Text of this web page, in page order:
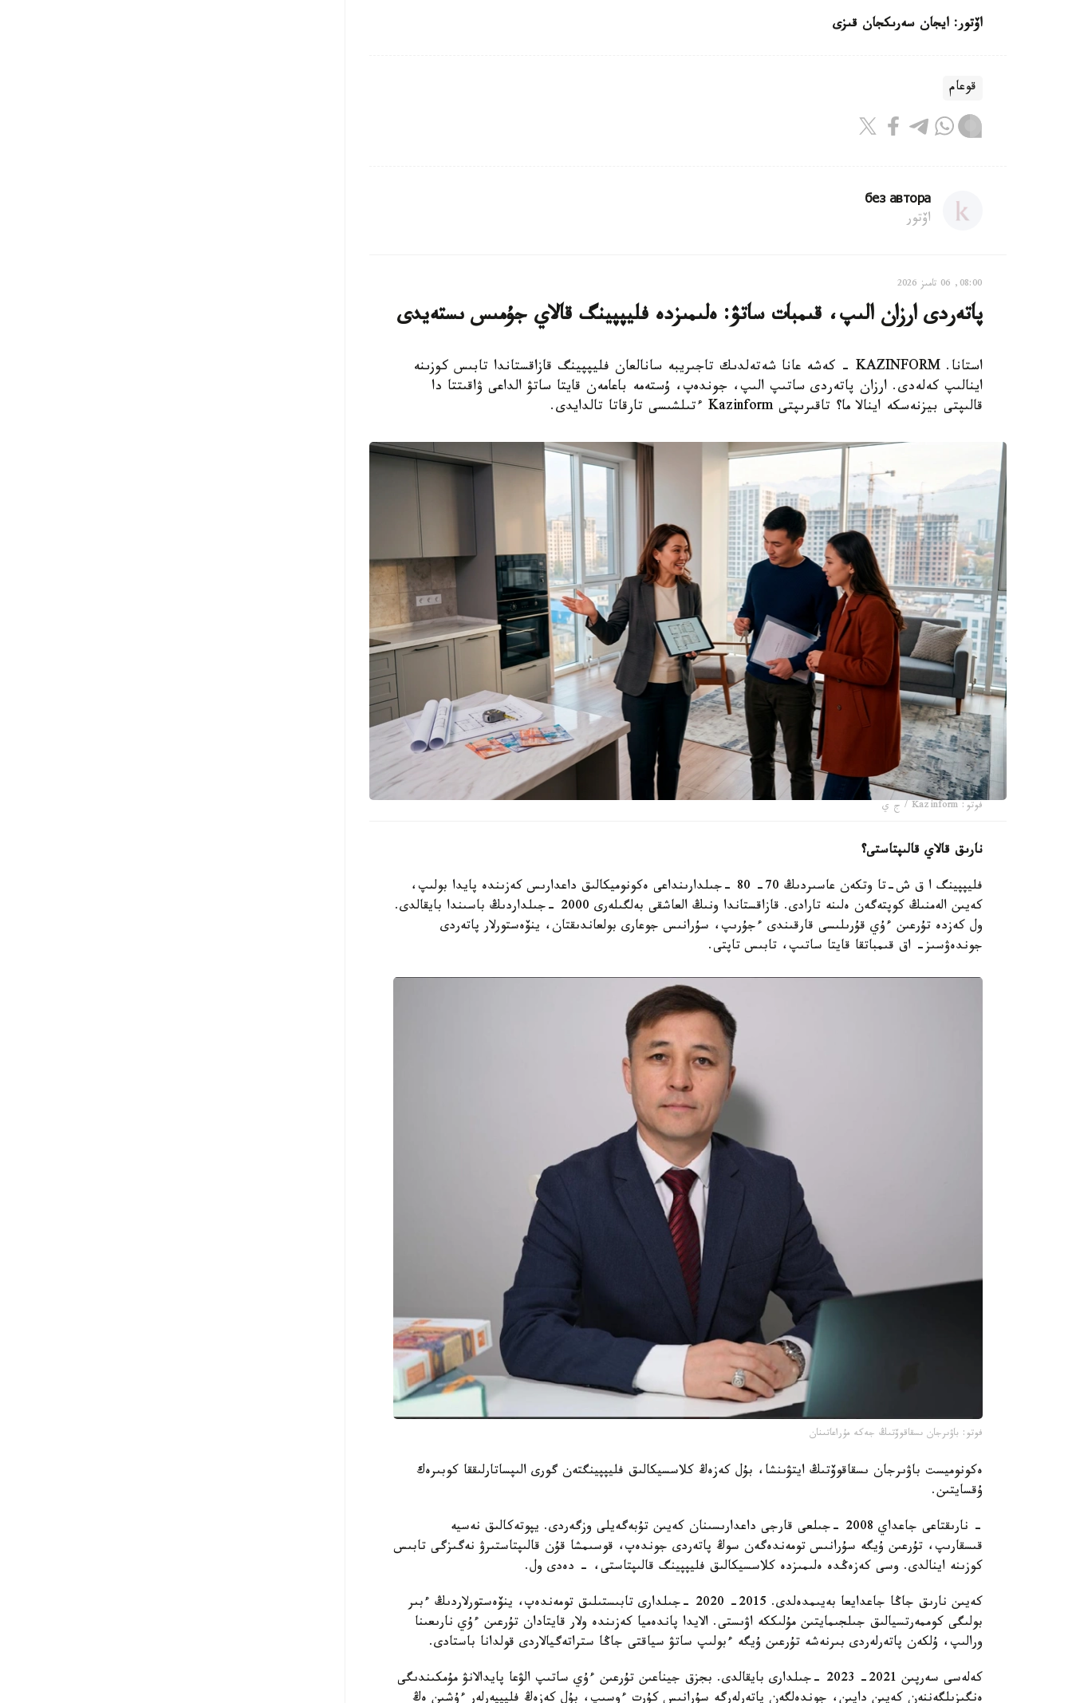
اۆتور: ايجان سەرىكجان قىزى
قوعام
без автора
اۆتور
08:00, 06 تامىز 2026
پاتەردى ارزان الىپ، قىمبات ساتۋ: ەلىمىزدە فليپپينگ قالاي جۇمىس ىستەيدى
استانا. KAZINFORM - كەشە عانا شەتەلدىك تاجىريبە سانالعان فليپپينگ قازاقستاندا تابىس كوزىنە
اينالىپ كەلەدى. ارزان پاتەردى ساتىپ الىپ، جوندەپ، ۇستەمە باعامەن قايتا ساتۋ الداعى ۋاقىتتا دا
قالىپتى بيزنەسكە اينالا ما؟ تاقىرىپتى Kazinform ءتىلشىسى تارقاتا تالدايدى.
فوتو: Kazinform / ج ي
نارىق قالاي قالىپتاستى؟
فليپپينگ ا ق ش-تا وتكەن عاسىردىڭ 70- 80 -جىلدارىنداعى ەكونوميكالىق داعدارىس كەزىندە پايدا بولىپ،
كەيىن الەمنىڭ كوپتەگەن ەلىنە تارادى. قازاقستاندا ونىڭ العاشقى بەلگىلەرى 2000 -جىلداردىڭ باسىندا بايقالدى.
ول كەزدە تۇرعىن ءۇي قۇرىلىسى قارقىندى ءجۇرىپ، سۇرانىس جوعارى بولعاندىقتان، ينۆەستورلار پاتەردى
جوندەۋسىز- اق قىمباتقا قايتا ساتىپ، تابىس تاپتى.
فوتو: باۋىرجان ىسقاقوۆتىڭ جەكە مۇراعاتىنان
ەكونوميست باۋىرجان ىسقاقوۆتىڭ ايتۋىنشا، بۇل كەزەڭ كلاسسيكالىق فليپپينگتەن گورى الىپساتارلىققا كوبىرەك
ۇقسايتىن.
- نارىقتاعى جاعداي 2008 -جىلعى قارجى داعدارىسىنان كەيىن تۇبەگەيلى وزگەردى. يپوتەكالىق نەسيە
قىسقارىپ، تۇرعىن ۇيگە سۇرانىس تومەندەگەن سوڭ پاتەردى جوندەپ، قوسىمشا قۇن قالىپتاستىرۋ نەگىزگى تابىس
كوزىنە اينالدى. وسى كەزەڭدە ەلىمىزدە كلاسسيكالىق فليپپينگ قالىپتاستى، - دەدى ول.
كەيىن نارىق جاڭا جاعدايعا بەيىمدەلدى. 2015- 2020 -جىلدارى تابىستىلىق تومەندەپ، ينۆەستورلاردىڭ ءبىر
بولىگى كوممەرتسيالىق جىلجىمايتىن مۇلىككە اۋىستى. الايدا پاندەميا كەزىندە ولار قايتادان تۇرعىن ءۇي نارىعىنا
ورالىپ، ۇلكەن پاتەرلەردى بىرنەشە تۇرعىن ۇيگە ءبولىپ ساتۋ سياقتى جاڭا ستراتەگيالاردى قولدانا باستادى.
كەلەسى سەرپىن 2021- 2023 -جىلدارى بايقالدى. بجزق جيناعىن تۇرعىن ءۇي ساتىپ الۋعا پايدالانۋ مۇمكىندىگى